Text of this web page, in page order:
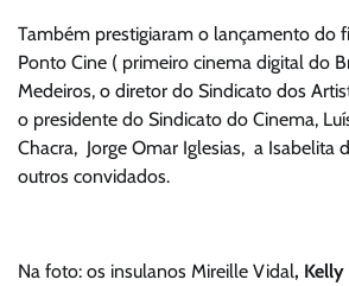
Também prestigiaram o lançamento do
Ponto Cine ( primeiro cinema digital do
Medeiros, o diretor do Sindicato dos
o presidente do Sindicato do Cinema,
Chacra, Jorge Omar Iglesias, a Isabelita
outros convidados.
Na foto: os insulanos Mireille Vidal,